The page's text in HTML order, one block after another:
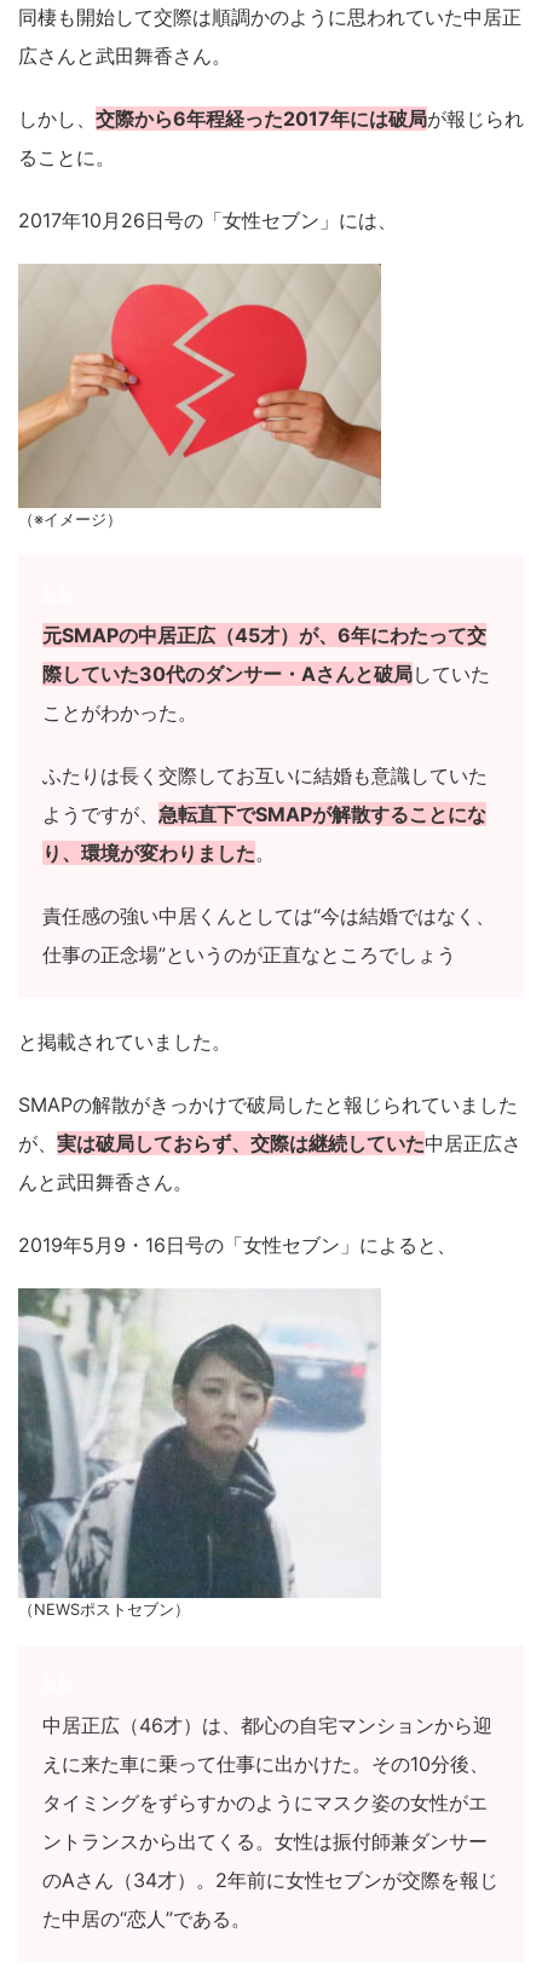
同棲も開始して交際は順調かのように思われていた中居正
広さんと武田舞香さん。
しかし、 交際から6年程経った2017年には破局が報じられ
ることに。
2017年10月26日号の「女性セブン」には、
（※イメージ）
元SMAPの中居正広（45才）が、6年にわたって交
際していた30代のダンサー・Aさんと破局していた
ことがわかった。
ふたりは長く交際してお互いに結婚も意識していた
ようですが、 急転直下でSMAPが解散することにな
り、環境が変わりました。
責任感の強い中居くんとしては“今は結婚ではなく、
仕事の正念場”というのが正直なところでしょう
と掲載されていました。
SMAPの解散がきっかけで破局したと報じられていました
が、 実は破局しておらず、交際は継続していた中居正広さ
んと武田舞香さん。
2019年5月9・16日号の「女性セブン」によると、
（NEWSポストセブン）
中居正広（46才）は、都心の自宅マンションから迎
えに来た車に乗って仕事に出かけた。その10分後、
タイミングをずらすかのようにマスク姿の女性がエ
ントランスから出てくる。女性は振付師兼ダンサー
のAさん（34才）。2年前に女性セブンが交際を報じ
た中居の“恋人”である。